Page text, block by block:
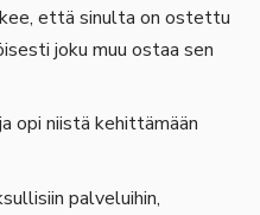
että sinulta on ostettu
joku muu ostaa sen
opi niistä kehittämään
palveluihin,